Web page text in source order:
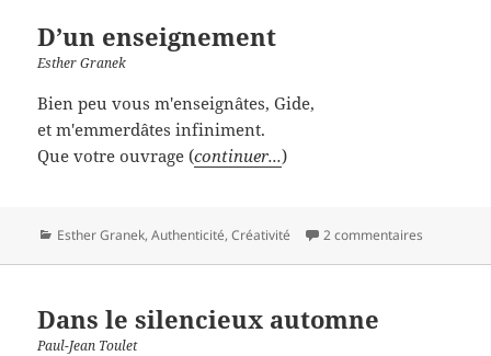
D’un enseignement
Esther Granek
Bien peu vous m'enseignâtes, Gide,
et m'emmerdâtes infiniment.
Que votre ouvrage (continuer...)
Catégories
Esther Granek,Authenticité,Créativité 2 commentaires
Dans le silencieux automne
Paul-Jean Toulet